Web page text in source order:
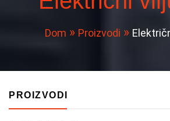
Dom Proizvodi
PROIZVODI